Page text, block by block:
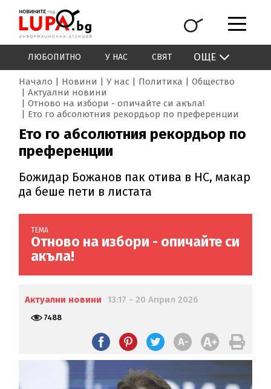
ЛЮБОПИТНО У НАС СВЯТ ОЩЕ
Начало Новини У нас Политика
Общество
Актуални новини
Отново на избори - опичайте си акъла!
Ето го абсолютния рекордьор по преференции
Ето го абсолютния рекордьор по
преференции
Божидар Божанов пак отива в НС, макар
да беше пети в листата
ТЕМА
Отново на избори - опичайте си
акъла!
Актуални новини 13:17 - 20 Април 2026
7488